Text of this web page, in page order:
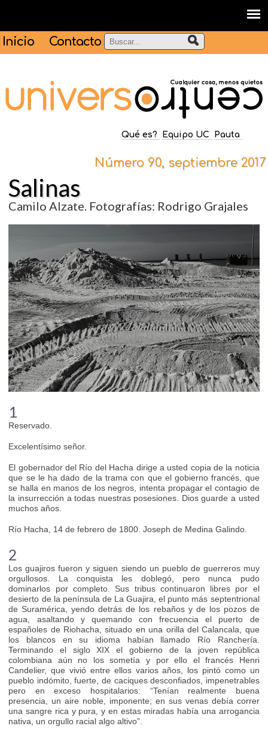
Inicio Contacto
Qué es? Equipo UC Pauta
Número 90, septiembre 2017
Salinas
Camilo Alzate. Fotografías: Rodrigo Grajales
1
Reservado.
Excelentísimo señor.
El gobernador del Río del Hacha dirige a usted copia de la noticia
que se le ha dado de la trama con que el gobierno francés, que
se halla en manos de los negros, intenta propagar el contagio de
la insurrección a todas nuestras posesiones. Dios guarde a usted
muchos años.
Río Hacha, 14 de febrero de 1800. Joseph de Medina Galindo.
2
Los guajiros fueron y siguen siendo un pueblo de guerreros muy
orgullosos. La conquista les doblegó, pero nunca pudo
dominarlos por completo. Sus tribus continuaron libres por el
desierto de la península de La Guajira, el punto más septentrional
de Suramérica, yendo detrás de los rebaños y de los pozos de
agua, asaltando y quemando con frecuencia el puerto de
españoles de Riohacha, situado en una orilla del Calancala, que
los blancos en su idioma habían llamado Río Ranchería.
Terminando el siglo XIX el gobierno de la joven república
colombiana aún no los sometía y por ello el francés Henri
Candelier, que vivió entre ellos varios años, los pintó como un
pueblo indómito, fuerte, de caciques desconfiados, impenetrables
pero en exceso hospitalarios: “Tenían realmente buena
presencia, un aire noble, imponente; en sus venas debía correr
una sangre rica y pura, y en estas miradas había una arrogancia
nativa, un orgullo racial algo altivo”.